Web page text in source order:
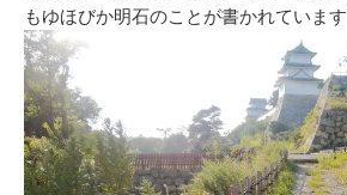
もゆほびか明石のことが書かれています